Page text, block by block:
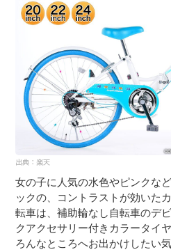
女の子に人気の水色やピンクな
ックの、コントラストが効いた
転車は、補助輪なし自転車のデ
クアクセサリー付きカラータイ
ろんなところへお出かけしたい